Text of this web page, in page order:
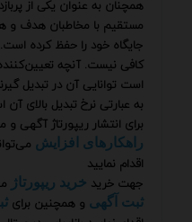
همچنان به عنوان یکی از
مستقیم با مخاطبان هدف و
جایگاه خود را حفظ کرده است.
کافی نیست. آنچه
است توانایی آن در تبدیل
به عبارتی نرخ تبدیل بالای
برای انتشار ریپورتاژ
راهکارهای افزایش
اقدام نمایید
جهت خرید خرید ریپورتاژ
ثبت آگهی و همچنین برای